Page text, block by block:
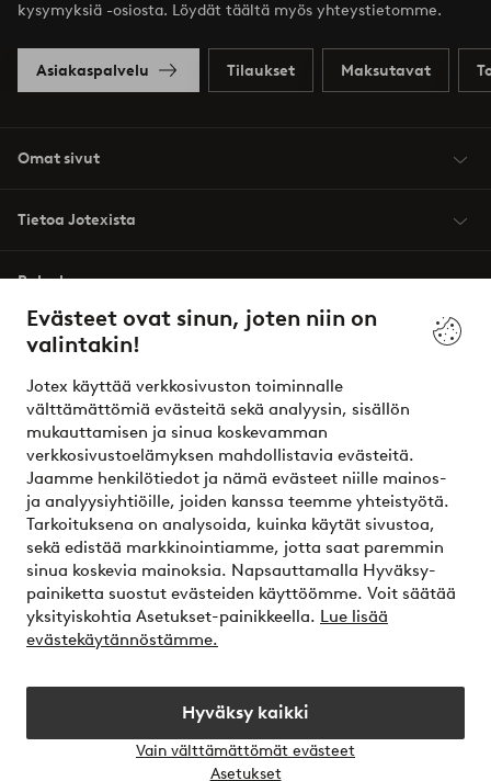
Evästeet ovat sinun, joten niin on
valintakin!
Jotex käyttää verkkosivuston toiminnalle
välttämättömiä evästeitä sekä analyysin, sisällön
mukauttamisen ja sinua koskevamman
verkkosivustoelämyksen mahdollistavia evästeitä.
Jaamme henkilötiedot ja nämä evästeet niille mainos-
ja analyysiyhtiöille, joiden kanssa teemme yhteistyötä.
Tarkoituksena on analysoida, kuinka käytät sivustoa,
sekä edistää markkinointiamme, jotta saat paremmin
sinua koskevia mainoksia. Napsauttamalla Hyväksy-
painiketta suostut evästeiden käyttöömme. Voit säätää
yksityiskohtia Asetukset-painikkeella. Lue lisää
evästekäytännöstämme.
Hyväksy kaikki
Vain välttämättömät evästeet
Asetukset
kysymyksiä -osiosta. Löydät täältä myös yhteystietomme.
Asiakaspalvelu Tilaukset Maksutavat
Omat sivut
Tietoa Jotexista
Palvelumme
Ehdot
Ystävät
Turvalliset maksut – maksa nyt tai erissä
Haluatko tietää lisää maksuvaihtoehdoistamme?
elpy